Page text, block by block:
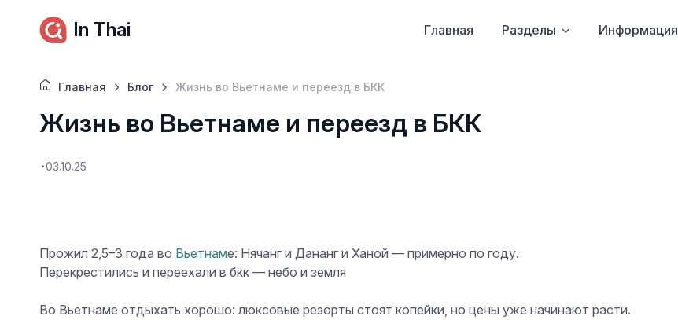
In Thai Главная Разделы Информация
Главная Блог Жизнь во Вьетнаме и переезд в БКК
Жизнь во Вьетнаме и переезд в БКК
03.10.25
Прожил 2,5–3 года во Вьетнаме: Нячанг и Дананг и Ханой — примерно по году.
Перекрестились и переехали в бкк — небо и земля
Во Вьетнаме отдыхать хорошо: люксовые резорты стоят копейки, но цены уже начинают расти.